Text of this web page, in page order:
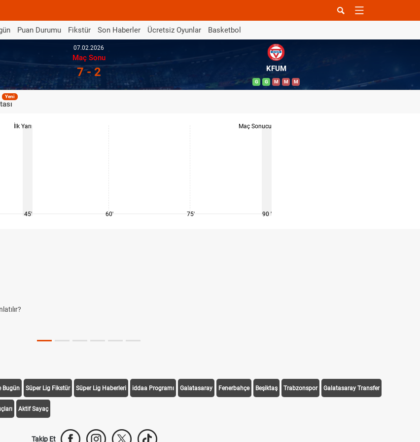
Puan Durumu Fikstür Son Haberler Ücretsiz Oyunlar Basketbol
07.02.2026
Maç Sonu
7 - 2 KFUM
G G M M M
Yeni
İlk Yarı
45' 60' 75'
Maç Sonucu
90 '
Bugün Süper Lig Fikstür Süper Lig Haberleri iddaa Programı Galatasaray Fenerbahçe Beşiktaş Trabzonspor Galatasaray Transfer
Aktif Sayaç
Takip Et